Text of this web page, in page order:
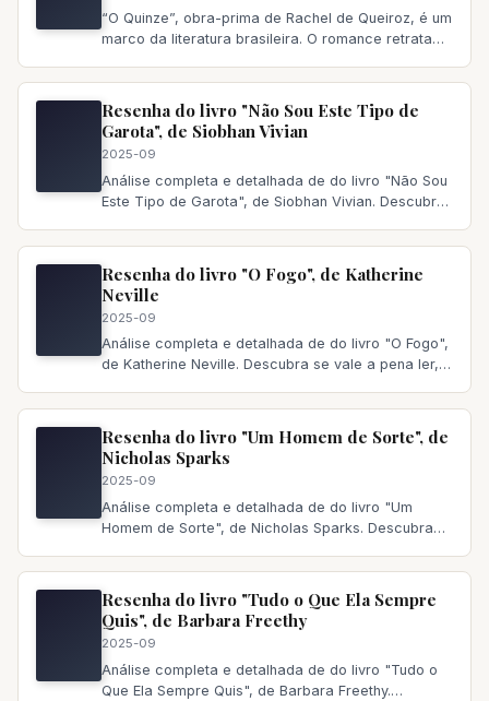
“O Quinze”, obra-prima de Rachel de Queiroz, é um
marco da literatura brasileira. O romance retrata
Resenha do livro "Não Sou Este Tipo de
Garota", de Siobhan Vivian
2025-09
Análise completa e detalhada de do livro "Não Sou
Este Tipo de Garota", de Siobhan Vivian. Descubra
Resenha do livro "O Fogo", de Katherine
Neville
2025-09
Análise completa e detalhada de do livro "O Fogo",
de Katherine Neville. Descubra se vale a pena ler,
Resenha do livro "Um Homem de Sorte", de
Nicholas Sparks
2025-09
Análise completa e detalhada de do livro "Um
Homem de Sorte", de Nicholas Sparks. Descubra
Resenha do livro "Tudo o Que Ela Sempre
Quis", de Barbara Freethy
2025-09
Análise completa e detalhada de do livro "Tudo o
Que Ela Sempre Quis", de Barbara Freethy.